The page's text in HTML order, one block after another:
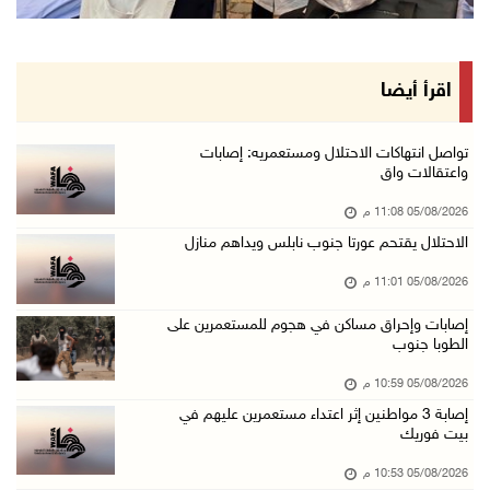
قوات الاحتلال تنصب حاجزا عسكريا شرق بيت لحم
الرئيس يقلد عائلة القائد الوطني الراحل أحمد ع ...
باسم الرئيس: وزير الداخلية يمنح العميد جيسون ...
الاحتلال يقتحم كفر مالك ودير جرير ومستعمرون ي ...
"التربية" تخرج الفوج الأول من مدربي المعلمين ...
05/آب/2026 06:44 م
عبد السلام السيد يفوز بترشيح الديمقراطيين لمج ...
05/آب/2026 06:43 م
الهلال الأحمر: 8 إصابات إثر اعتداء الاحتلال ...
اقرأ أيضا
تواصل انتهاكات الاحتلال ومستعمريه: إصابات
واعتقالات واق
05/08/2026 11:08 م
الاحتلال يقتحم عورتا جنوب نابلس ويداهم منازل
05/08/2026 11:01 م
إصابات وإحراق مساكن في هجوم للمستعمرين على
الطوبا جنوب
05/08/2026 10:59 م
إصابة 3 مواطنين إثر اعتداء مستعمرين عليهم في
بيت فوريك
05/08/2026 10:53 م